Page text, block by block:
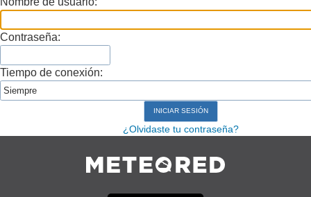
Contraseña:
Tiempo de conexión:
¿Olvidaste tu contraseña?